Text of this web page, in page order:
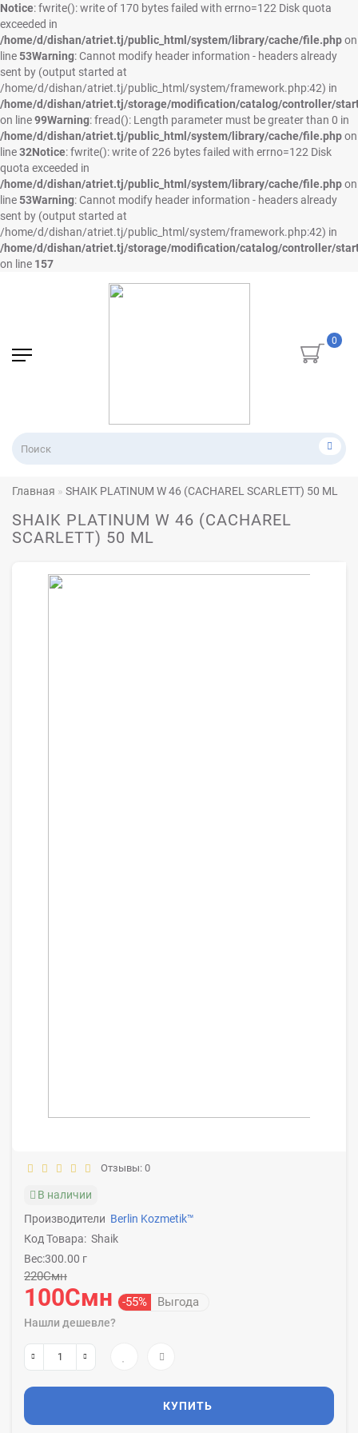
Notice: fwrite(): write of 170 bytes failed with errno=122 Disk quota
exceeded in
/home/d/dishan/atriet.tj/public_html/system/library/cache/file.phpon
line53Warning: Cannot modify header information - headers already
sent by (output started at
/home/d/dishan/atriet.tj/public_html/system/framework.php:42) in
/home/d/dishan/atriet.tj/storage/modification/catalog/controller/
on line99Warning: fread(): Length parameter must be greater than 0 in
/home/d/dishan/atriet.tj/public_html/system/library/cache/file.phpon
line32Notice: fwrite(): write of 226 bytes failed with errno=122 Disk
quota exceeded in
/home/d/dishan/atriet.tj/public_html/system/library/cache/file.phpon
line53Warning: Cannot modify header information - headers already
sent by (output started at
/home/d/dishan/atriet.tj/public_html/system/framework.php:42) in
/home/d/dishan/atriet.tj/storage/modification/catalog/controller/
on line 157
0
Главная SHAIK PLATINUM W 46 (CACHAREL SCARLETT) 50 ML
SHAIK PLATINUM W 46 (CACHAREL
SCARLETT) 50 ML
Отзывы: 0
В наличии
Производители Berlin Kozmetik™
Код Товара: Shaik
Вес:300.00 г
220Смн
100Смн -55% Выгода
Нашли дешевле?
КУПИТЬ